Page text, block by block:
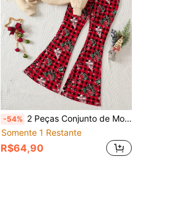
-54% 2 Peças Conjunto de Moletom e Calça Casual, Folgado e Confortável com Gola Redonda e Estampa de Menina com Coque para Meninas Pré-Adolescentes
Somente 1 Restante
R$64,90